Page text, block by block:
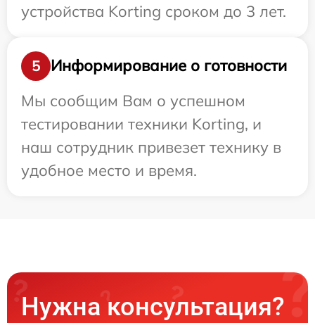
устройства Korting сроком до 3 лет.
5
Информирование о готовности
Мы сообщим Вам о успешном
тестировании техники Korting, и
наш сотрудник привезет технику в
удобное место и время.
Нужна консультация?